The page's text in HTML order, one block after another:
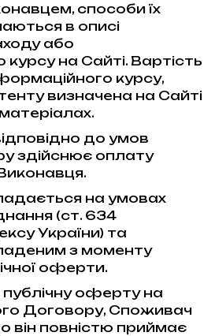
способи їх
в описі
або
на Сайті. Вартість
курсу,
визначена на Сайті
до умов
здійснює оплату
Виконавця.
на умовах
(ст. 634
України) та
з моменту
оферти.
оферту на
Договору, Споживач
він повністю приймає